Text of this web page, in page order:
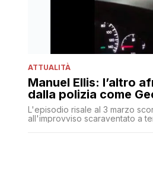
ATTUALITÀ
Manuel Ellis: l’altro
dalla polizia come
L'episodio risale al 3 marzo scorso. L'uomo
all'improvviso scaraventato a